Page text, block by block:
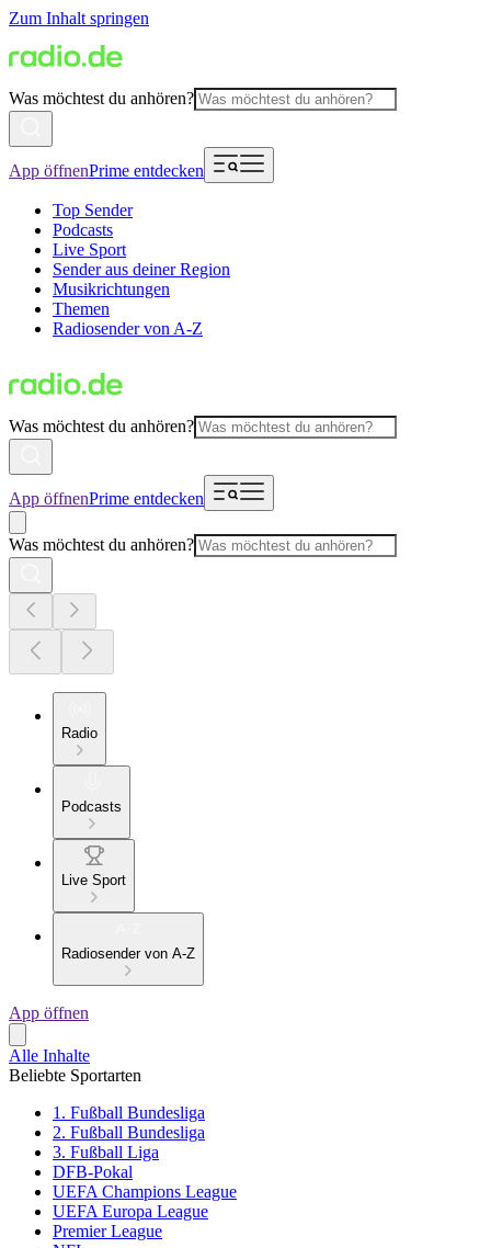
Zum Inhalt springen
Was möchtest du anhören?
App öffnenPrime entdecken
Top Sender
Podcasts
Live Sport
Sender aus deiner Region
Musikrichtungen
Themen
Radiosender von A-Z
Was möchtest du anhören?
App öffnenPrime entdecken
Was möchtest du anhören?
Radio
Podcasts
Live Sport
Radiosender von A-Z
App öffnen
Alle Inhalte
Beliebte Sportarten
1. Fußball Bundesliga
2. Fußball Bundesliga
3. Fußball Liga
DFB-Pokal
UEFA Champions League
UEFA Europa League
Premier League